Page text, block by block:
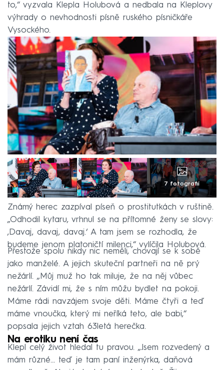
to,“ vyzvala Klepla Holubová a nedbala na Kleplovy
výhrady o nevhodnosti písně ruského písničkáře
Vysockého.
7 fotografií
Známý herec zazpíval píseň o prostitutkách v ruštině.
„Odhodil kytaru, vrhnul se na přítomné ženy se slovy:
‚Davaj, davaj, davaj.‘ A tam jsem se rozhodla, že
budeme jenom platoničtí milenci,“ vylíčila Holubová.
Přestože spolu nikdy nic neměli, chovají se k sobě
jako manželé. A jejich skuteční partneři na ně prý
nežárlí. „Můj muž ho tak miluje, že na něj vůbec
nežárlí. Závidí mi, že s ním můžu bydlet na pokoji.
Máme rádi navzájem svoje děti. Máme čtyři a teď
máme vnoučka, který mi neříká teto, ale babi,“
popsala jejich vztah 63letá herečka.
Na erotiku není čas
Klepl celý život hledal tu pravou. „Jsem rozvedený a
mám různé… teď je tam paní inženýrka, daňová